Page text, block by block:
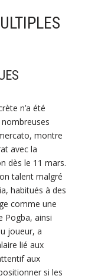
n’a été
montre
avec la
dès le 11 mars.
talent malgré
habitués à des
comme une
Pogba, ainsi
joueur, a
lié aux
aux
si les